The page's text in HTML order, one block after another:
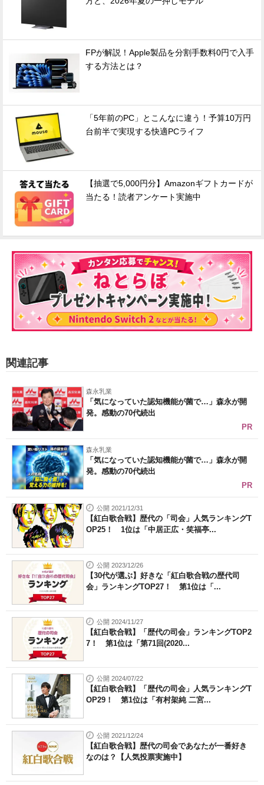
FPが解説！Apple製品を分割手数料0円で入手
する方法とは？
「5年前のPC」とこんなに違う！予算10万円
台前半で実現する快適PCライフ
【抽選で5,000円分】Amazonギフトカードが
当たる！読者アンケート実施中
関連記事
森永乳業
「気になっていた認知機能が菌で…」森永が開
発。感動の70代続出
PR
森永乳業
「気になっていた認知機能が菌で…」森永が開
発。感動の70代続出
PR
公開 2021/12/31
【紅白歌合戦】歴代の「司会」人気ランキングT
OP25！ 1位は「中居正広・笑福亭...
公開 2023/12/26
【30代が選ぶ】好きな「紅白歌合戦の歴代司
会」ランキングTOP27！ 第1位は「...
公開 2024/11/27
【紅白歌合戦】「歴代の司会」ランキングTOP2
7！ 第1位は「第71回(2020...
公開 2024/07/22
【紅白歌合戦】「歴代の司会」人気ランキングT
OP29！ 第1位は「有村架純 二宮...
公開 2021/12/24
【紅白歌合戦】歴代の司会であなたが一番好き
なのは？【人気投票実施中】